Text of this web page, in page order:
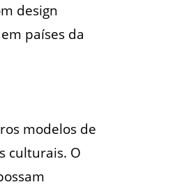
design
países da
modelos de
culturais. O